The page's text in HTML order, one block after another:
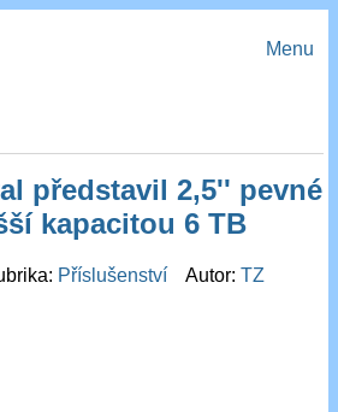
Menu
představil 2,5'' pevné
kapacitou 6 TB
Příslušenství Autor:TZ